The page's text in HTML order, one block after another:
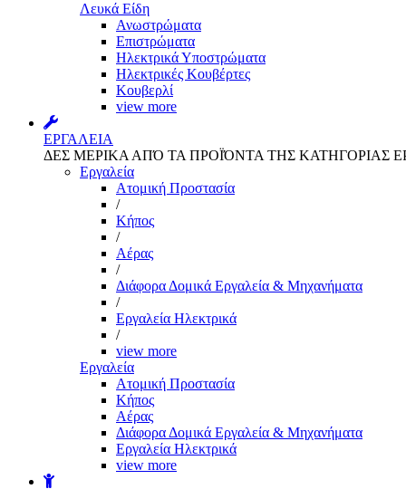
Λευκά Είδη
Ανωστρώματα
Επιστρώματα
Ηλεκτρικά Υποστρώματα
Ηλεκτρικές Κουβέρτες
Κουβερλί
view more
ΕΡΓΑΛΕΙΑ
ΔΕΣ ΜΕΡΙΚΑ ΑΠΌ ΤΑ ΠΡΟΪΌΝΤΑ ΤΗΣ ΚΑΤΗΓΟΡΙΑΣ
Εργαλεία
Aτομική Προστασία
/
Kήπος
/
Αέρας
/
Διάφορα Δομικά Εργαλεία & Μηχανήματα
/
Εργαλεία Ηλεκτρικά
/
view more
Εργαλεία
Aτομική Προστασία
Kήπος
Αέρας
Διάφορα Δομικά Εργαλεία & Μηχανήματα
Εργαλεία Ηλεκτρικά
view more